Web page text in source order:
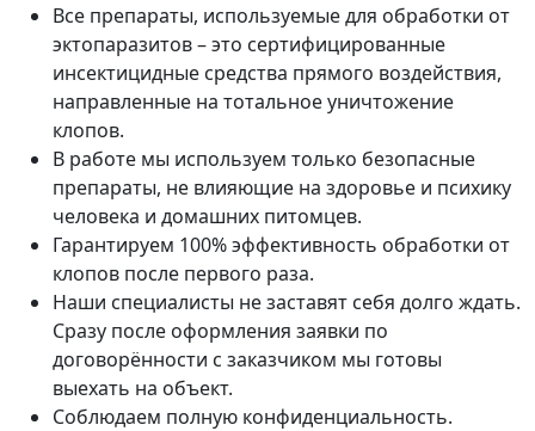
Все препараты, используемые для обработки от
эктопаразитов – это сертифицированные
инсектицидные средства прямого воздействия,
направленные на тотальное уничтожение
клопов.
В работе мы используем только безопасные
препараты, не влияющие на здоровье и психику
человека и домашних питомцев.
Гарантируем 100% эффективность обработки от
клопов после первого раза.
Наши специалисты не заставят себя долго ждать.
Сразу после оформления заявки по
договорённости с заказчиком мы готовы
выехать на объект.
Соблюдаем полную конфиденциальность.